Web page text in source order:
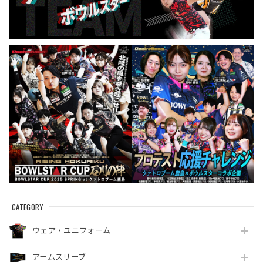
CATEGORY
ウェア・ユニフォーム
アームスリーブ